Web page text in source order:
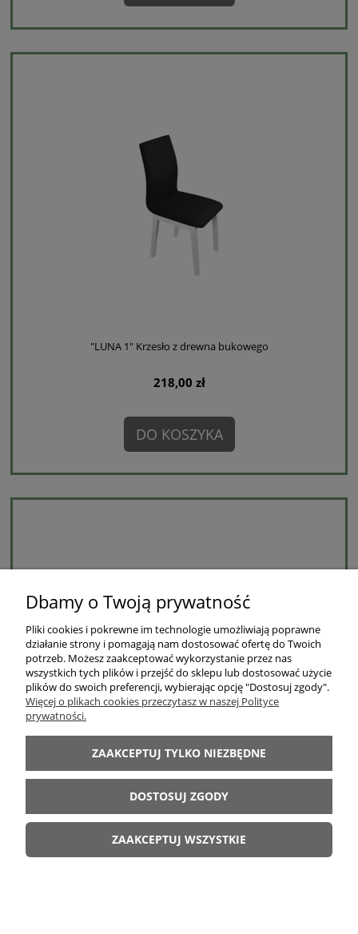
"LUNA 1" Krzesło z drewna bukowego
218,00 zł
DO KOSZYKA
"LUNA 1" Krzesło z drewna bukowego
Dbamy o Twoją prywatność
Pliki cookies i pokrewne im technologie umożliwiają poprawne
działanie strony i pomagają nam dostosować ofertę do Twoich
potrzeb. Możesz zaakceptować wykorzystanie przez nas
wszystkich tych plików i przejść do sklepu lub dostosować użycie
plików do swoich preferencji, wybierając opcję "Dostosuj zgody".
Więcej o plikach cookies przeczytasz w naszej Polityce
prywatności.
ZAAKCEPTUJ TYLKO NIEZBĘDNE
DOSTOSUJ ZGODY
ZAAKCEPTUJ WSZYSTKIE